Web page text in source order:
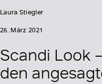
Laura Stiegler
25. März 2021
Scandi Look
den